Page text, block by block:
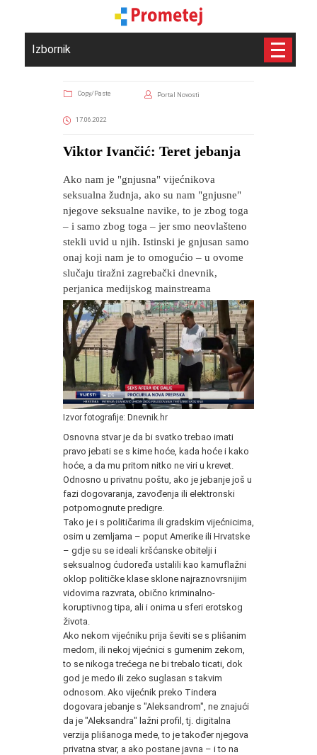
Izbornik
Copy/Paste Portal Novosti
17.06.2022
Viktor Ivančić: Teret jebanja
Ako nam je "gnjusna" vijećnikova
seksualna žudnja, ako su nam "gnjusne"
njegove seksualne navike, to je zbog toga
– i samo zbog toga – jer smo neovlašteno
stekli uvid u njih. Istinski je gnjusan samo
onaj koji nam je to omogućio – u ovome
slučaju tiražni zagrebački dnevnik,
perjanica medijskog mainstreama
Izvor fotografije: Dnevnik.hr
Osnovna stvar je da bi svatko trebao imati
pravo jebati se s kime hoće, kada hoće i kako
hoće, a da mu pritom nitko ne viri u krevet.
Odnosno u privatnu poštu, ako je jebanje još u
fazi dogovaranja, zavođenja ili elektronski
potpomognute predigre.
Tako je i s političarima ili gradskim vijećnicima,
osim u zemljama – poput Amerike ili Hrvatske
– gdje su se ideali kršćanske obitelji i
seksualnog ćudoređa ustalili kao kamuflažni
oklop političke klase sklone najraznovrsnijim
vidovima razvrata, obično kriminalno-
koruptivnog tipa, ali i onima u sferi erotskog
života.
Ako nekom vijećniku prija ševiti se s plišanim
medom, ili nekoj vijećnici s gumenim zekom,
to se nikoga trećega ne bi trebalo ticati, dok
god je medo ili zeko suglasan s takvim
odnosom. Ako vijećnik preko Tindera
dogovara jebanje s "Aleksandrom", ne znajući
da je "Aleksandra" lažni profil, tj. digitalna
verzija plišanoga mede, to je također njegova
privatna stvar, a ako postane javna – i to na